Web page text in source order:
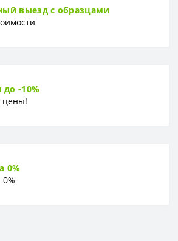
выезд с образцами
-10%
0%
0%